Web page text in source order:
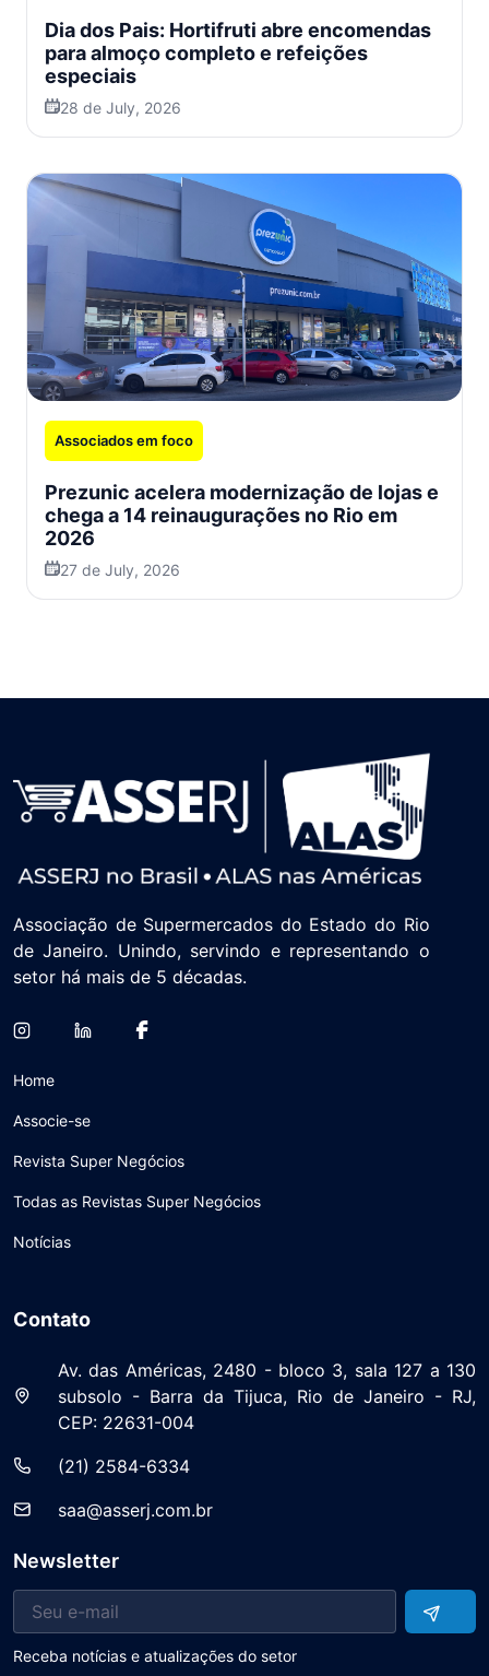
Dia dos Pais: Hortifruti abre encomendas
para almoço completo e refeições
especiais
28 de July, 2026
Associados em foco
Prezunic acelera modernização de lojas e
chega a 14 reinaugurações no Rio em
2026
27 de July, 2026
Associação de Supermercados do Estado do Rio
de Janeiro. Unindo, servindo e representando o
setor há mais de 5 décadas.
Home
Associe-se
Revista Super Negócios
Todas as Revistas Super Negócios
Notícias
Contato
Av. das Américas, 2480 - bloco 3, sala 127 a 130
subsolo - Barra da Tijuca, Rio de Janeiro - RJ,
CEP: 22631-004
(21) 2584-6334
saa@asserj.com.br
Newsletter
Receba notícias e atualizações do setor